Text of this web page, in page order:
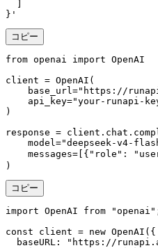
}'
コピー
from openai import OpenAI
client = OpenAI(
base_url="https://
api_key="your-runapi-
)
response =
model="deepseek-v4-
messages=[{"role": "user",
)
コピー
import OpenAI from
const client = new OpenAI({
baseURL: "https://